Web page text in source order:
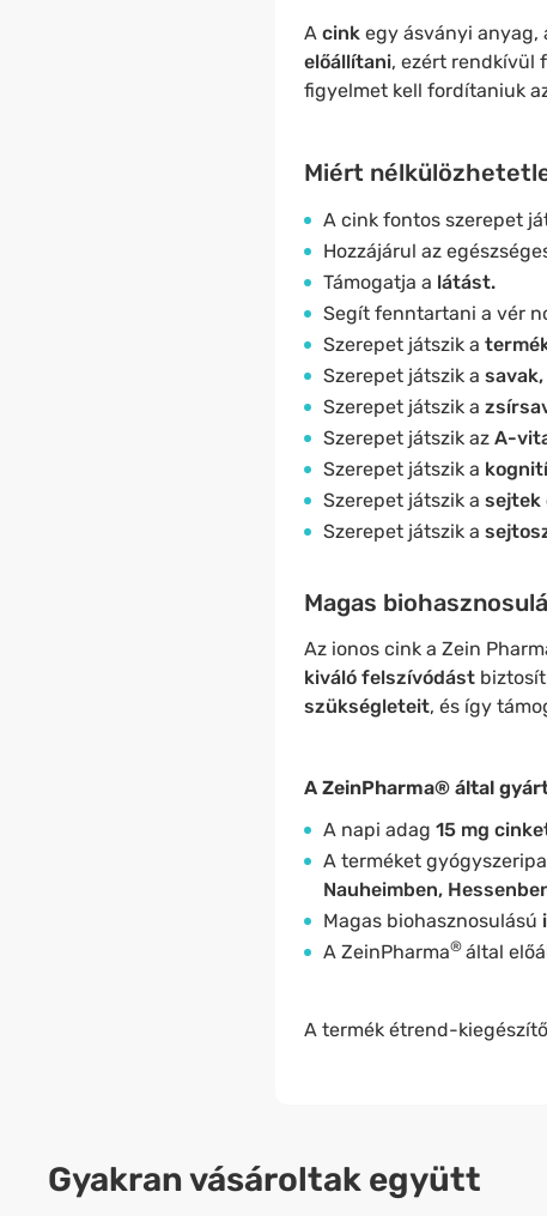
Acinkegy ásványi anyag,
előállítani, ezért rendkívül
figyelmet kell fordítaniuk
Miért
A cink fontos szerepet
Hozzájárul az
Támogatja a látást.
Segít fenntartani a vér
Szerepet játszik a
Szerepet játszik a
Szerepet játszik a
Szerepet játszik azA-
Szerepet játszik a
Szerepet játszik a sejtek
Szerepet játszik a
Magas
Az ionos cink a Zein
kiváló felszívódást
szükségleteit, és így
A ZeinPharma® által
A napi adag 15 mg
A terméket
Nauheimben,
Magas biohasznosulású
A ZeinPharma® által
A termék étrend-
Gyakran vásároltak együtt